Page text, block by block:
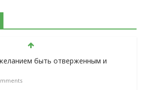
быть отверженным и